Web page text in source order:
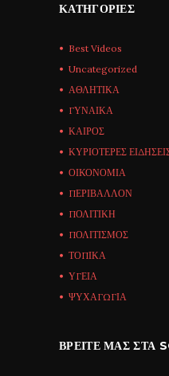
ΚΑΤΗΓΟΡΊΕΣ
Best Videos
Uncategorized
ΑΘΛΗΤΙΚΑ
ΓΥΝΑΙΚΑ
ΚΑΙΡΟΣ
ΚΥΡΙΟΤΕΡΕΣ
ΟΙΚΟΝΟΜΙΑ
ΠΕΡΙΒΑΛΛΟΝ
ΠΟΛΙΤΙΚΗ
ΠΟΛΙΤΙΣΜΟΣ
ΤΟΠΙΚΑ
ΥΓΕΙΑ
ΨΥΧΑΓΩΓΙΑ
ΒΡΕΊΤΕ ΜΑΣ ΣΤΑ